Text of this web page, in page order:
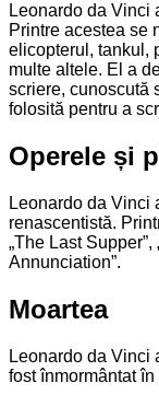
Leonardo da Vinci
Printre acestea se
elicopterul, tankul,
multe altele. El a
scriere, cunoscută
folosită pentru a
Operele și
Leonardo da Vinci
renascentistă.
„The Last
Annunciation”.
Moartea
Leonardo da Vinci
fost înmormântat